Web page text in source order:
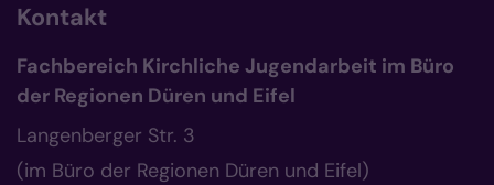
Kontakt
Fachbereich Kirchliche Jugendarbeit im Büro
der Regionen Düren und Eifel
Langenberger Str. 3
(im Büro der Regionen Düren und Eifel)